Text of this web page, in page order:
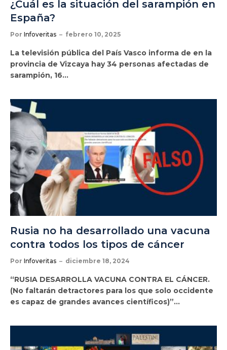
¿Cuál es la situación del sarampión en
España?
Por Infoveritas febrero 10, 2025
La televisión pública del País Vasco informa de en la
provincia de Vizcaya hay 34 personas afectadas de
sarampión, 16…
Rusia no ha desarrollado una vacuna
contra todos los tipos de cáncer
Por Infoveritas diciembre 18, 2024
“RUSIA DESARROLLA VACUNA CONTRA EL CÁNCER.
(No faltarán detractores para los que solo occidente
es capaz de grandes avances científicos)”…